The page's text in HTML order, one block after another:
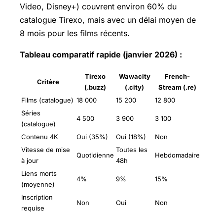
Video, Disney+) couvrent environ 60% du
catalogue Tirexo, mais avec un délai moyen de
8 mois pour les films récents.
Tableau comparatif rapide (janvier 2026) :
Critère
Tirexo
(.buzz)
Wawacity
(.city)
French-
Stream (.re)
Films (catalogue) 18 000 15 200
12 800
Séries
(catalogue)
4 500 3 900 3 100
Contenu 4K Oui (35%) Oui (18%)
Non
Vitesse de mise
à jour
Quotidienne
Toutes les
48h
Hebdomadaire
Liens morts
(moyenne)
4% 9% 15%
Inscription
requise
Non Oui Non